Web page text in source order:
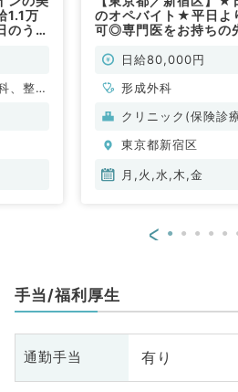
1.1万
のうち
、整形
老年内
ック、
膠原病
のオペバイト★平日よ
可◎専門医をお持ちの
日給80,000円
形成外科
クリニック(保険診
東京都新宿区
月,火,水,木,金
<
手当/福利厚生
通勤手当 有り